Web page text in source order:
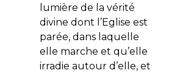
lumière de la vérité
divine dont l’Eglise est
parée, dans laquelle
elle marche et qu’elle
irradie autour d’elle, et